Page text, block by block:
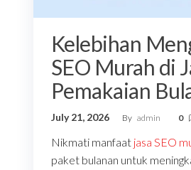
Kelebihan
SEO Murah di
Pemakaian
July 21, 2026 By admin 0
Nikmati manfaat jasa SEO
paket bulanan untuk